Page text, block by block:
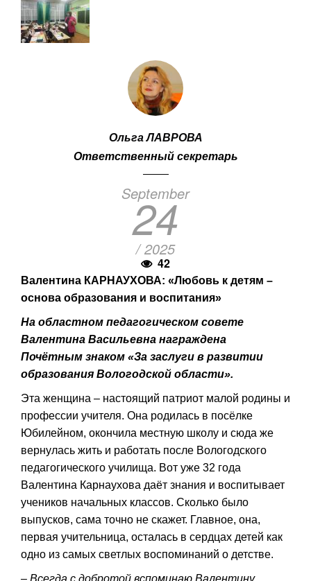
Ольга ЛАВРОВА
Ответственный секретарь
September
24
/ 2025
42
Валентина КАРНАУХОВА: «Любовь к детям –
основа образования и воспитания»
На областном педагогическом совете
Валентина Васильевна награждена
Почётным знаком «За заслуги в развитии
образования Вологодской области».
Эта женщина – настоящий патриот малой родины и
профессии учителя. Она родилась в посёлке
Юбилейном, окончила местную школу и сюда же
вернулась жить и работать после Вологодского
педагогического училища. Вот уже 32 года
Валентина Карнаухова даёт знания и воспитывает
учеников начальных классов. Сколько было
выпусков, сама точно не скажет. Главное, она,
первая учительница, осталась в сердцах детей как
одно из самых светлых воспоминаний о детстве.
– Всегда с добротой вспоминаю Валентину